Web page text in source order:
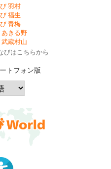
羽村
福生
青梅
きる野
蔵村山
びはこちらから
トフォン版